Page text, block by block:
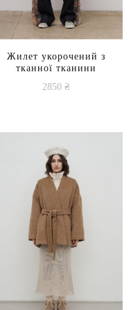
Жилет укорочений з
тканної тканини
2850₴
має
кілька
варіантів.
Параметри
можна
вибрати
на
сторінці
товару